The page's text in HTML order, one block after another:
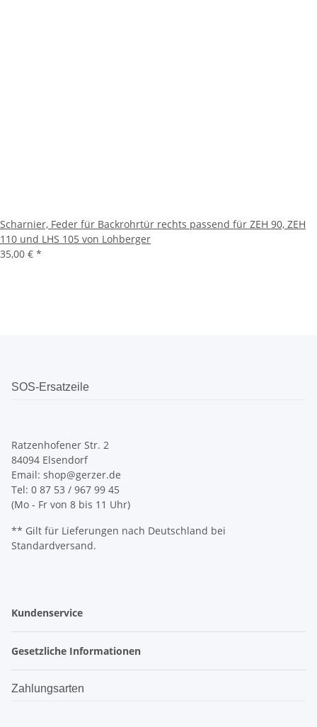
Scharnier, Feder für Backrohrtür rechts passend für ZEH 90, ZEH
110 und LHS 105 von Lohberger
35,00 € *
SOS-Ersatzeile
Ratzenhofener Str. 2
84094 Elsendorf
Email: shop@gerzer.de
Tel: 0 87 53 / 967 99 45
(Mo - Fr von 8 bis 11 Uhr)
** Gilt für Lieferungen nach Deutschland bei
Standardversand.
Kundenservice
Gesetzliche Informationen
Zahlungsarten